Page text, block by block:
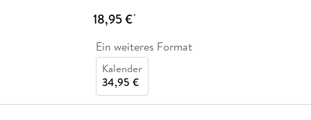
18,95 €*
Ein weiteres Format
Kalender
34,95 €